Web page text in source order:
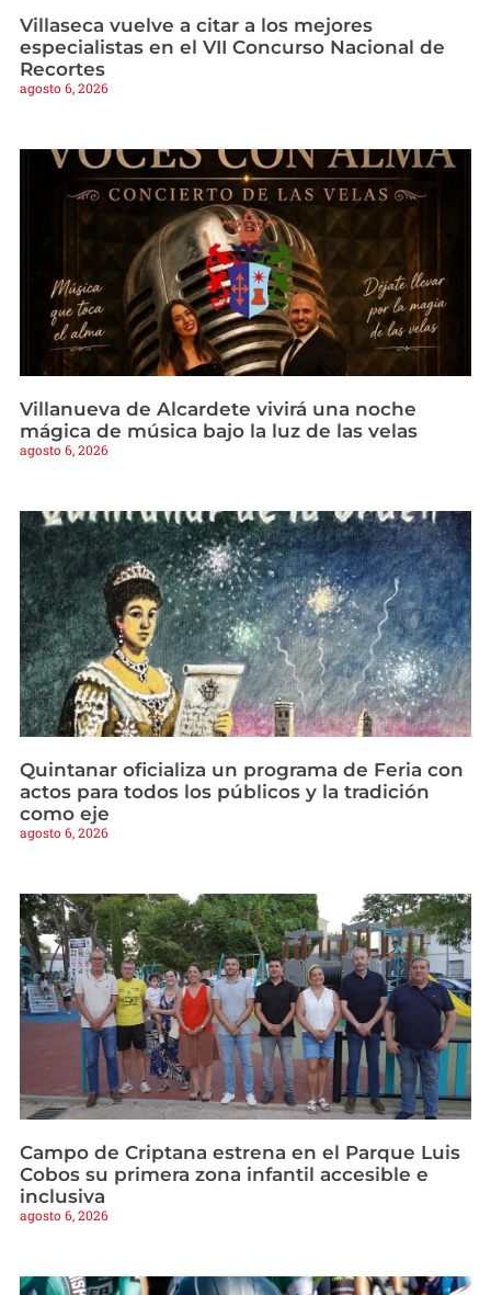
Villaseca vuelve a citar a los mejores
especialistas en el VII Concurso Nacional de
Recortes
agosto 6, 2026
Villanueva de Alcardete vivirá una noche
mágica de música bajo la luz de las velas
agosto 6, 2026
Quintanar oficializa un programa de Feria con
actos para todos los públicos y la tradición
como eje
agosto 6, 2026
Campo de Criptana estrena en el Parque Luis
Cobos su primera zona infantil accesible e
inclusiva
agosto 6, 2026